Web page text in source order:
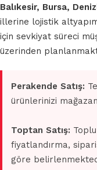
Balıkesir, Bursa,
illerine lojistik
için sevkiyat süreci
üzerinden
Perakende Satış:
ürünlerinizi
Toptan Satış:
fiyatlandırma,
göre